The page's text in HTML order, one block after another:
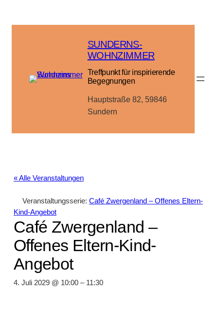
SUNDERNS-
WOHNZIMMER
Treffpunkt für inspirierende
Begegnungen
Hauptstraße 82, 59846
Sundern
« Alle Veranstaltungen
Veranstaltungsserie: Café Zwergenland – Offenes Eltern-
Kind-Angebot
Café Zwergenland –
Offenes Eltern-Kind-
Angebot
4. Juli 2029 @ 10:00 – 11:30